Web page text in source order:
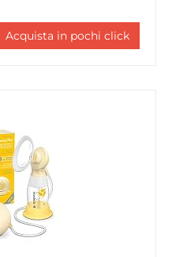
Acquista in pochi click